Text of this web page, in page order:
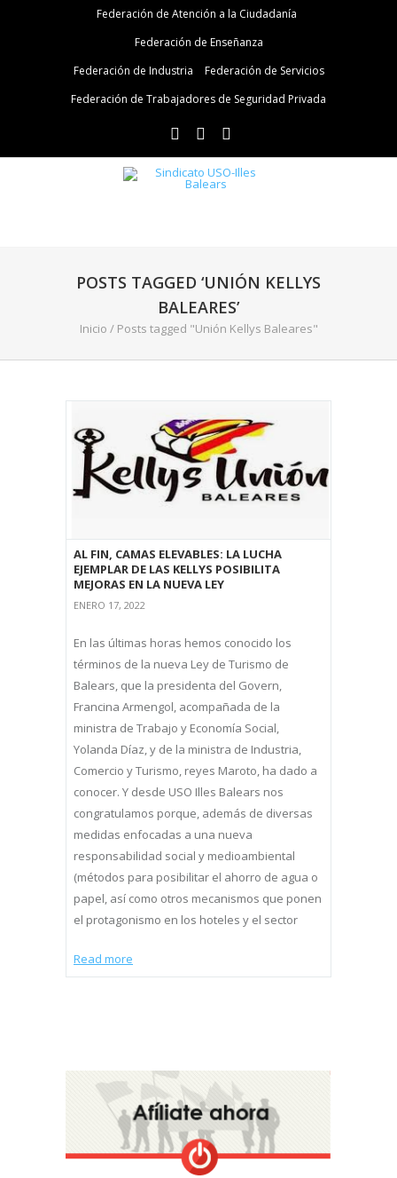
Federación de Atención a la Ciudadanía
Federación de Enseñanza
Federación de Industria
Federación de Servicios
Federación de Trabajadores de Seguridad Privada
POSTS TAGGED ‘UNIÓN KELLYS
BALEARES’
Inicio / Posts tagged "Unión Kellys Baleares"
AL FIN, CAMAS ELEVABLES: LA LUCHA
EJEMPLAR DE LAS KELLYS POSIBILITA
MEJORAS EN LA NUEVA LEY
ENERO 17, 2022
En las últimas horas hemos conocido los
términos de la nueva Ley de Turismo de
Balears, que la presidenta del Govern,
Francina Armengol, acompañada de la
ministra de Trabajo y Economía Social,
Yolanda Díaz, y de la ministra de Industria,
Comercio y Turismo, reyes Maroto, ha dado a
conocer. Y desde USO Illes Balears nos
congratulamos porque, además de diversas
medidas enfocadas a una nueva
responsabilidad social y medioambiental
(métodos para posibilitar el ahorro de agua o
papel, así como otros mecanismos que ponen
el protagonismo en los hoteles y el sector
Read more